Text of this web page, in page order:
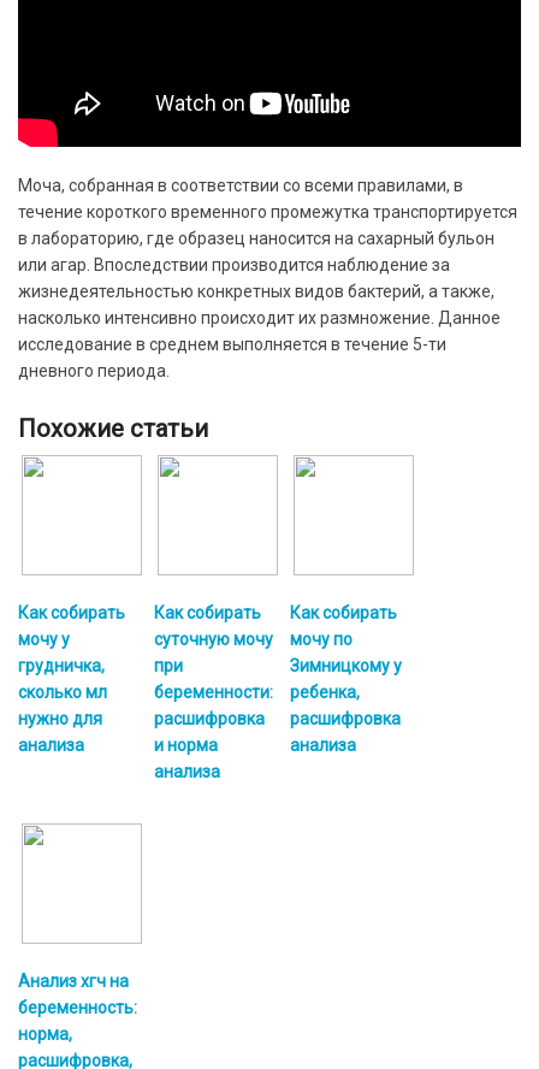
Моча, собранная в соответствии со всеми правилами, в
течение короткого временного промежутка транспортируется
в лабораторию, где образец наносится на сахарный бульон
или агар. Впоследствии производится наблюдение за
жизнедеятельностью конкретных видов бактерий, а также,
насколько интенсивно происходит их размножение. Данное
исследование в среднем выполняется в течение 5-ти
дневного периода.
Похожие статьи
Как собирать
мочу у
грудничка,
сколько мл
нужно для
анализа
Как собирать
суточную мочу
при
беременности:
расшифровка
и норма
анализа
Как собирать
мочу по
Зимницкому у
ребенка,
расшифровка
анализа
Анализ хгч на
беременность:
норма,
расшифровка,